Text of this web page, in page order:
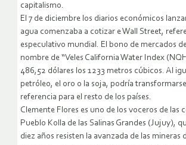
capitalismo.
El 7 de diciembre los diarios económicos
agua comenzaba a cotizar e Wall Street,
especulativo mundial. El bono de mercados
nombre de “Veles California Water Index
486,52 dólares los 1233 metros cúbicos. Al
petróleo, el oro o la soja, podría
referencia para el resto de los países.
Clemente Flores es uno de los voceros de las
Pueblo Kolla de las Salinas Grandes (Jujuy),
diez años resisten la avanzada de las mineras